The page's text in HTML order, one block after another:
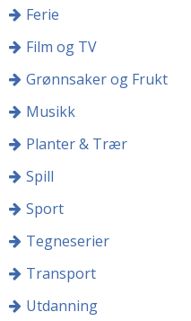
Ferie
Film og TV
Grønnsaker og Frukt
Musikk
Planter & Trær
Spill
Sport
Tegneserier
Transport
Utdanning